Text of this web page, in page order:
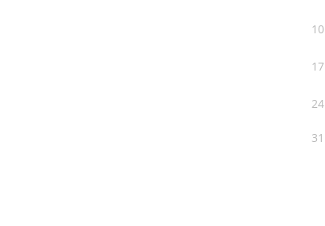
10
17
24
31